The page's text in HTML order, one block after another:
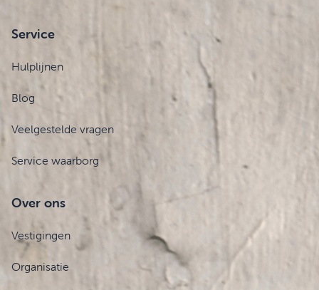
Service
Hulplijnen
Blog
Veelgestelde vragen
Service waarborg
Over ons
Vestigingen
Organisatie